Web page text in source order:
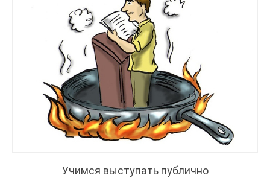
Учимся выступать публично